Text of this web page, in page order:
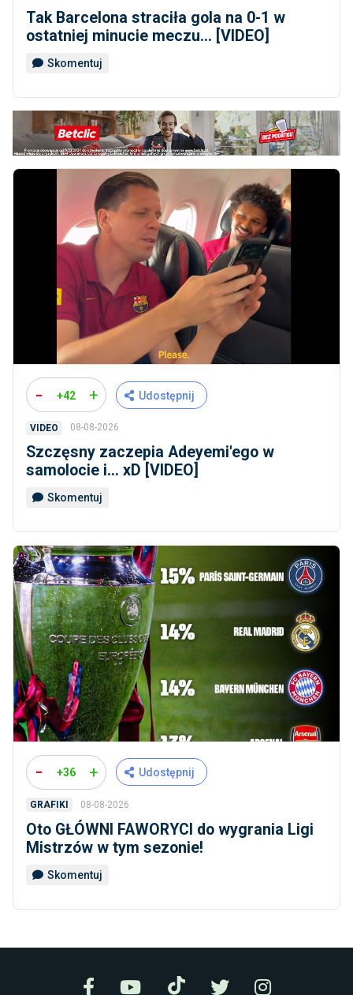
Tak Barcelona straciła gola na 0-1 w
ostatniej minucie meczu... [VIDEO]
Skomentuj
- +42 + Udostępnij
VIDEO 08-08-2026
Szczęsny zaczepia Adeyemi'ego w
samolocie i... xD [VIDEO]
Skomentuj
- +36 + Udostępnij
GRAFIKI 08-08-2026
Oto GŁÓWNI FAWORYCI do wygrania Ligi
Mistrzów w tym sezonie!
Skomentuj